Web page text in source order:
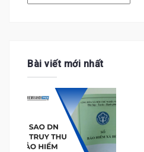
Bài viết mới nhất